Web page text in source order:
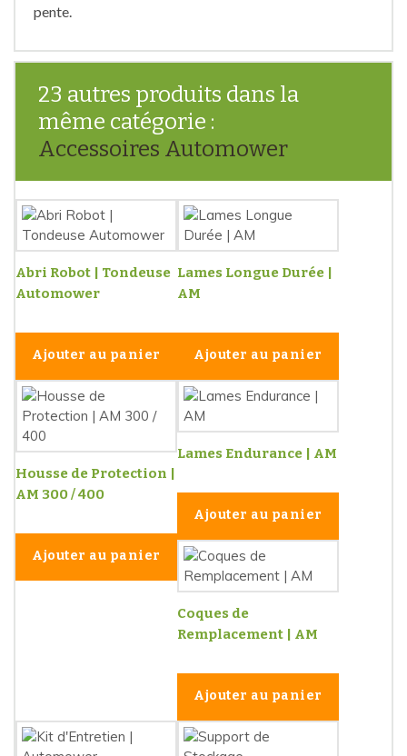
pente.
23 autres produits dans la
même catégorie :
Accessoires Automower
Abri Robot | Tondeuse
Automower
Ajouter au panier
Lames Longue Durée |
AM
Ajouter au panier
Housse de Protection |
AM 300 / 400
Ajouter au panier
Lames Endurance | AM
Ajouter au panier
Coques de
Remplacement | AM
Ajouter au panier